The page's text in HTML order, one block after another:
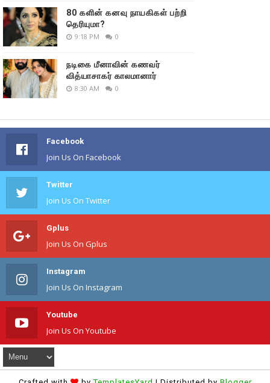
80 களின் கனவு நாயகிகள் பற்றி
தெரியுமா?
9:18 PM 0
நடிகை மீனாவின் கணவர்
வித்யாசாகர் காலமானார்
8:30 AM 0
Facebook
Join Us On Facebook
Twitter
Join Us On Twitter
Gplus
Join Us On Gplus
Instagram
Join Us On Instagram
Youtube
Join Us On Youtube